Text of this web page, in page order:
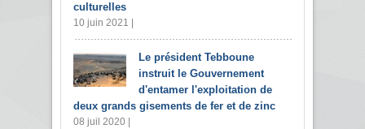
culturelles
10 juin 2021 |
Le président Tebboune
instruit le Gouvernement
d'entamer l'exploitation de
deux grands gisements de fer et de zinc
08 juil 2020 |